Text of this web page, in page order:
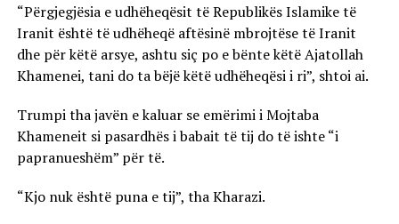
“Përgjegjësia e udhëheqësit të Republikës Islamike të
Iranit është të udhëheqë aftësinë mbrojtëse të Iranit
dhe për këtë arsye, ashtu siç po e bënte këtë Ajatollah
Khamenei, tani do ta bëjë këtë udhëheqësi i ri”, shtoi ai.
Trumpi tha javën e kaluar se emërimi i Mojtaba
Khameneit si pasardhës i babait të tij do të ishte “i
papranueshëm” për të.
“Kjo nuk është puna e tij”, tha Kharazi.